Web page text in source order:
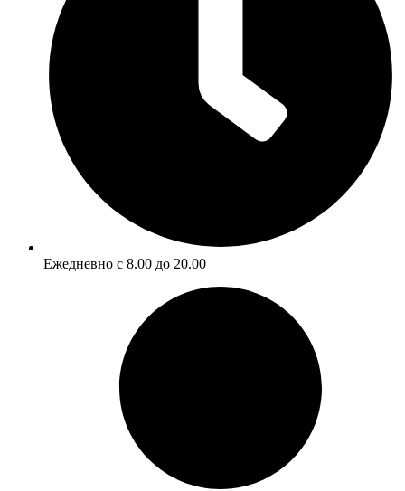
Ежедневно с 8.00 до 20.00